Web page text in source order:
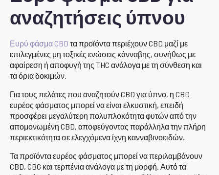
αναζητήσεις ύπνου
Ευρύ φάσμα CBD τα προϊόντα περιέχουν CBD μαζί με
επιλεγμένες μη τοξικές ενώσεις κάνναβης, συνήθως με
αφαίρεση ή αποφυγή της THC ανάλογα με τη σύνθεση και
τα όρια δοκιμών.
Για τους πελάτες που αναζητούν CBD για ύπνο, η CBD
ευρέος φάσματος μπορεί να είναι ελκυστική, επειδή
προσφέρει μεγαλύτερη πολυπλοκότητα φυτών από την
απομονωμένη CBD, αποφεύγοντας παράλληλα την πλήρη
περιεκτικότητα σε ελεγχόμενα ίχνη κανναβινοειδών.
Τα προϊόντα ευρέος φάσματος μπορεί να περιλαμβάνουν
CBD, CBG και τερπένια ανάλογα με τη μορφή. Αυτό τα